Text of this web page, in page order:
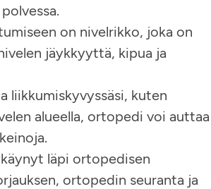
on nivelrikko, joka on
jäykkyyttä, kipua ja
liikkumiskyvyssäsi, kuten
alueella, ortopedi voi auttaa
läpi ortopedisen
ortopedin seuranta ja